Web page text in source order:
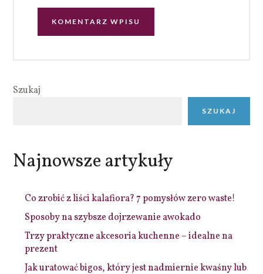
Szukaj
SZUKAJ
Najnowsze artykuły
Co zrobić z liści kalafiora? 7 pomysłów zero waste!
Sposoby na szybsze dojrzewanie awokado
Trzy praktyczne akcesoria kuchenne – idealne na
prezent
Jak uratować bigos, który jest nadmiernie kwaśny lub